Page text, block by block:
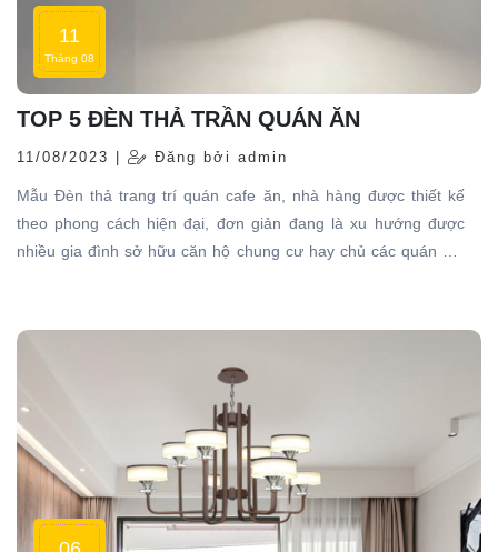
11
Tháng 08
TOP 5 ĐÈN THẢ TRẦN QUÁN ĂN
11/08/2023 | Đăng bởi admin
Mẫu Đèn thả trang trí quán cafe ăn, nhà hàng được thiết kế
theo phong cách hiện đại, đơn giản đang là xu hướng được
nhiều gia đình sở hữu căn hộ chung cư hay chủ các quán ăn,
có kiểu dáng vô cùng bắt mắt, đem đến điểm sáng đẹp cho